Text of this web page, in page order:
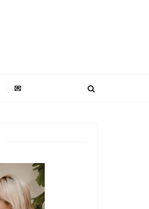
💌